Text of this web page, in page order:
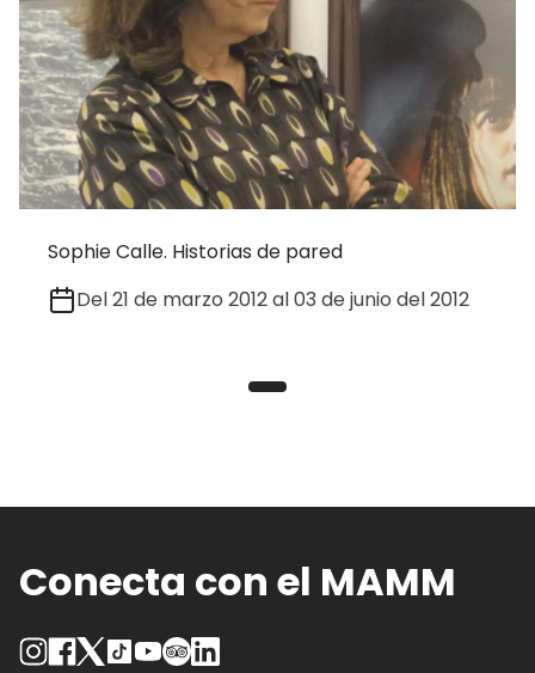
Sophie Calle. Historias de pared
Del 21 de marzo 2012 al 03 de junio del 2012
Conecta con el MAMM